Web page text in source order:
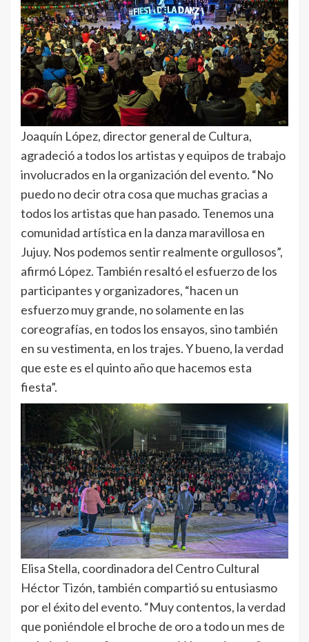
Joaquín López, director general de Cultura,
agradeció a todos los artistas y equipos de trabajo
involucrados en la organización del evento. “No
puedo no decir otra cosa que muchas gracias a
todos los artistas que han pasado. Tenemos una
comunidad artística en la danza maravillosa en
Jujuy. Nos podemos sentir realmente orgullosos”,
afirmó López. También resaltó el esfuerzo de los
participantes y organizadores, “hacen un
esfuerzo muy grande, no solamente en las
coreografías, en todos los ensayos, sino también
en su vestimenta, en los trajes. Y bueno, la verdad
que este es el quinto año que hacemos esta
fiesta”.
Elisa Stella, coordinadora del Centro Cultural
Héctor Tizón, también compartió su entusiasmo
por el éxito del evento. “Muy contentos, la verdad
que poniéndole el broche de oro a todo un mes de